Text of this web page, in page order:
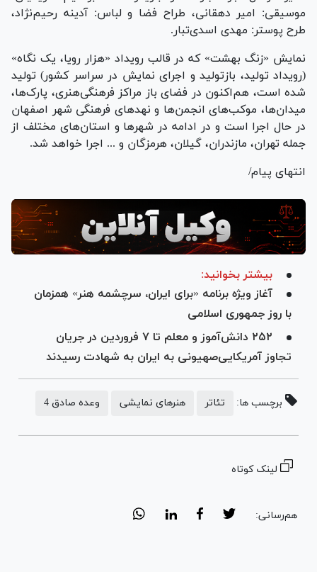
موسیقی: امیر دهقانی، طراح فضا و لباس: آدینه رحیم‌نژاد،
طرح پوستر: مهدی اسدی‌تبار.
نمایش «زنگ بهشت» که در قالب رویداد «هزار رویا، یک نگاه»
(رویداد تولید، بازتولید و اجرای نمایش در سراسر کشور) تولید
شده است، هم‌اکنون در فضای باز مراکز فرهنگی‌هنری، پارک‌ها،
میدان‌ها، موکب‌های انجمن‌ها و نهد‌های فرهنگی شهر اصفهان
در حال اجرا است و در ادامه در شهر‌ها و استان‌های مختلف از
جمله تهران، مازندران، گیلان، هرمزگان و ... اجرا خواهد شد.
انتهای پیام/
بیشتر بخوانید:
آغاز ویژه برنامه «برای ایران، سرچشمه هنر» همزمان
با روز جمهوری اسلامی
۲۵۲ دانش‌آموز و معلم تا ۷ فروردین در جریان
تجاوز آمریکایی‌صهیونی به ایران به شهادت رسیدند
برچسب ها: تئاتر هنرهای نمایشی وعده صادق 4
لینک کوتاه
هم‌رسانی: